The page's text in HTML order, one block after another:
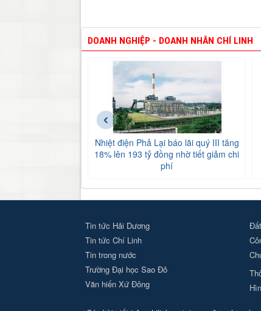
DOANH NGHIỆP - DOANH NHÂN CHÍ LINH
Nhiệt điện Phả Lại báo lãi quý III tăng
18% lên 193 tỷ đồng nhờ tiết giảm chi
phí
‹
Tin tức Hải Dương
Tin tức Chí Linh
Tin trong nước
Trường Đại học Sao Đỏ
Văn hiến Xứ Đông